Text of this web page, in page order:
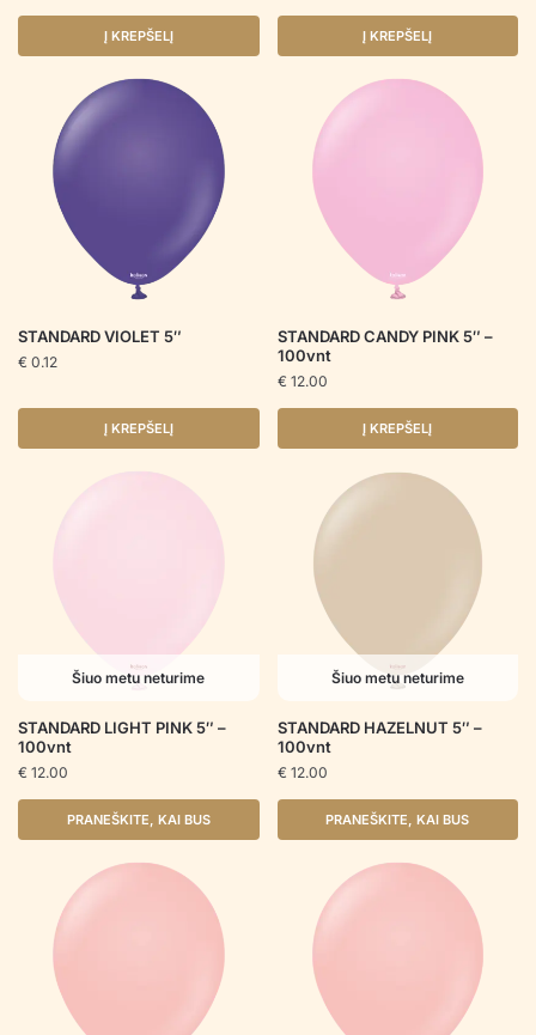
Į KREPŠELĮ Į KREPŠELĮ
STANDARD VIOLET 5″
€ 0.12
Į KREPŠELĮ
STANDARD CANDY PINK 5″ –
100vnt
€ 12.00
Į KREPŠELĮ
Šiuo metu neturime
STANDARD LIGHT PINK 5″ –
100vnt
€ 12.00
PRANEŠKITE, KAI BUS
Šiuo metu neturime
STANDARD HAZELNUT 5″ –
100vnt
€ 12.00
PRANEŠKITE, KAI BUS